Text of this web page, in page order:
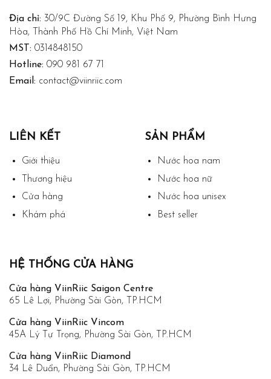
Địa chỉ: 30/9C Đường Số 19, Khu Phố 9, Phường Bình Hưng
Hòa, Thành Phố Hồ Chí Minh, Việt Nam
MST: 0314848150
Hotline: 090 981 67 71
Email: contact@viinriic.com
LIÊN KẾT
Giới thiệu
Thương hiệu
Cửa hàng
Khám phá
SẢN PHẨM
Nước hoa nam
Nước hoa nữ
Nước hoa unisex
Best seller
HỆ THỐNG CỬA HÀNG
Cửa hàng ViinRiic Saigon Centre
65 Lê Lợi, Phường Sài Gòn, TP.HCM
Cửa hàng ViinRiic Vincom
45A Lý Tự Trọng, Phường Sài Gòn, TP.HCM
Cửa hàng ViinRiic Diamond
34 Lê Duẩn, Phường Sài Gòn, TP.HCM